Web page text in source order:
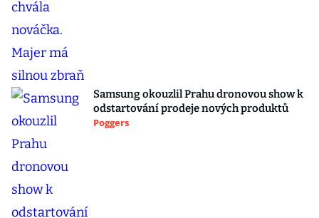
Samsung okouzlil Prahu dronovou show k
odstartování prodeje nových produktů
Poggers